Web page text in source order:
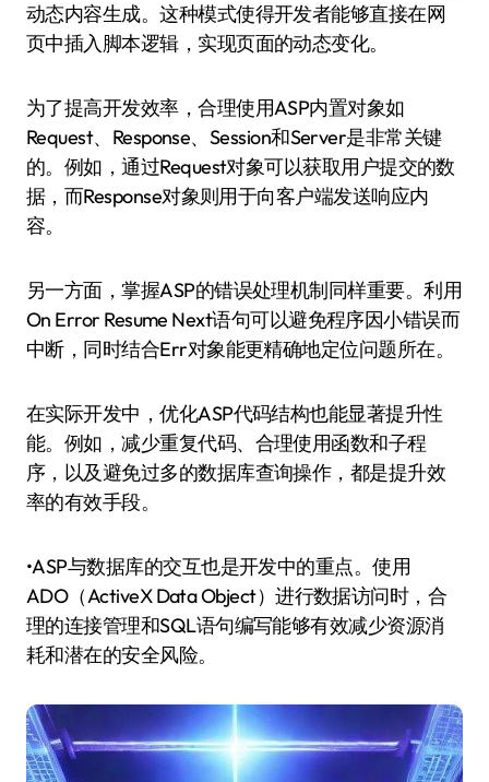
动态内容生成。这种模式使得开发者能够直接在网
页中插入脚本逻辑，实现页面的动态变化。
为了提高开发效率，合理使用ASP内置对象如
Request、Response、Session和Server是非常关键
的。例如，通过Request对象可以获取用户提交的数
据，而Response对象则用于向客户端发送响应内
容。
另一方面，掌握ASP的错误处理机制同样重要。利用
On Error Resume Next语句可以避免程序因小错误而
中断，同时结合Err对象能更精确地定位问题所在。
在实际开发中，优化ASP代码结构也能显著提升性
能。例如，减少重复代码、合理使用函数和子程
序，以及避免过多的数据库查询操作，都是提升效
率的有效手段。
•ASP与数据库的交互也是开发中的重点。使用
ADO（ActiveX Data Object）进行数据访问时，合
理的连接管理和SQL语句编写能够有效减少资源消
耗和潜在的安全风险。